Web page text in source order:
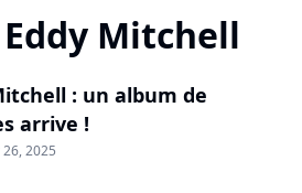
Mitchell
: un album de
arrive !
2025